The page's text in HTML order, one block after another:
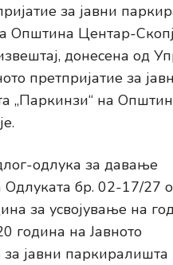
за јавни
Општина Центар-
донесена од
претпријатие за
„Паркинзи“ на
за давање
Одлуката бр. 02-17/27
за усвојување на
година на Јавното
за јавни паркиралишта